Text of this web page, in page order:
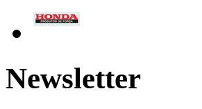
Newsletter